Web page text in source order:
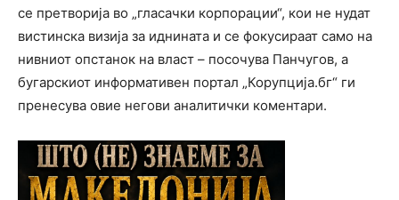
се претворија во „гласачки корпорации“, кои не нудат
вистинска визија за иднината и се фокусираат само на
нивниот опстанок на власт – посочува Панчугов, а
бугарскиот информативен портал „Корупција.бг“ ги
пренесува овие негови аналитички коментари.